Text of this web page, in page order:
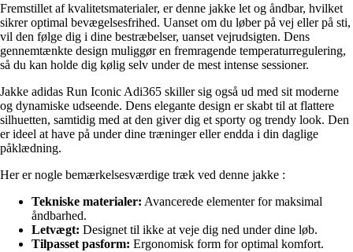
Fremstillet af kvalitetsmaterialer, er denne jakke let og åndbar, hvilket
sikrer optimal bevægelsesfrihed. Uanset om du løber på vej eller på sti,
vil den følge dig i dine bestræbelser, uanset vejrudsigten. Dens
gennemtænkte design muliggør en fremragende temperaturregulering,
så du kan holde dig kølig selv under de mest intense sessioner.
Jakke adidas Run Iconic Adi365 skiller sig også ud med sit moderne
og dynamiske udseende. Dens elegante design er skabt til at flattere
silhuetten, samtidig med at den giver dig et sporty og trendy look. Den
er ideel at have på under dine træninger eller endda i din daglige
påklædning.
Her er nogle bemærkelsesværdige træk ved denne jakke :
Tekniske materialer: Avancerede elementer for maksimal
åndbarhed.
Letvægt: Designet til ikke at veje dig ned under dine løb.
Tilpasset pasform: Ergonomisk form for optimal komfort.